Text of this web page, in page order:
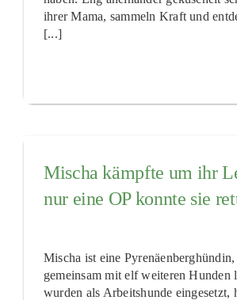
ihrer Mama, sammeln Kraft und
[...]
Mischa kämpfte um ihr
nur eine OP konnte sie
Mischa ist eine
gemeinsam mit elf weiteren Hunden
wurden als Arbeitshunde eingesetzt,